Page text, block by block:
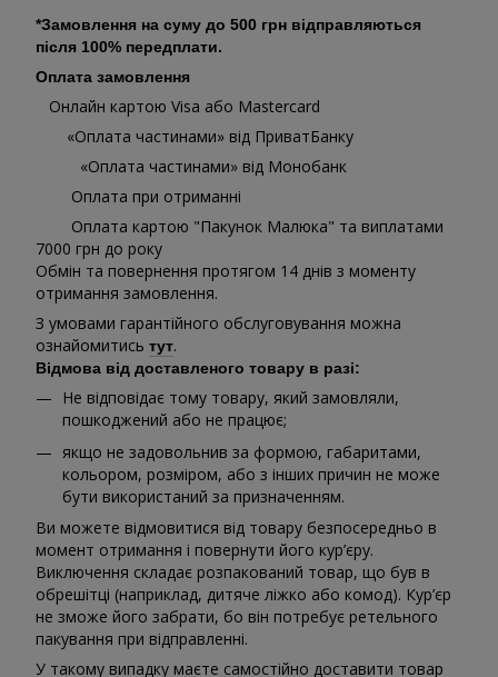
*Замовлення на суму до 500 грн відправляються
після 100% передплати.
Оплата замовлення
Онлайн картою Visa або Mastercard
«Оплата частинами» від ПриватБанку
«Оплата частинами» від Монобанк
Оплата при отриманні
Оплата картою "Пакунок Малюка" та виплатами
7000 грн до року
Обмін та повернення протягом 14 днів з моменту
отримання замовлення.
З умовами гарантійного обслуговування можна
ознайомитись тут.
Відмова від доставленого товару в разі:
Не відповідає тому товару, який замовляли,
пошкоджений або не працює;
якщо не задовольнив за формою, габаритами,
кольором, розміром, або з інших причин не може
бути використаний за призначенням.
Ви можете відмовитися від товару безпосередньо в
момент отримання і повернути його кур’єру.
Виключення складає розпакований товар, що був в
обрешітці (наприклад, дитяче ліжко або комод). Кур’єр
не зможе його забрати, бо він потребує ретельного
пакування при відправленні.
У такому випадку маєте самостійно доставити товар